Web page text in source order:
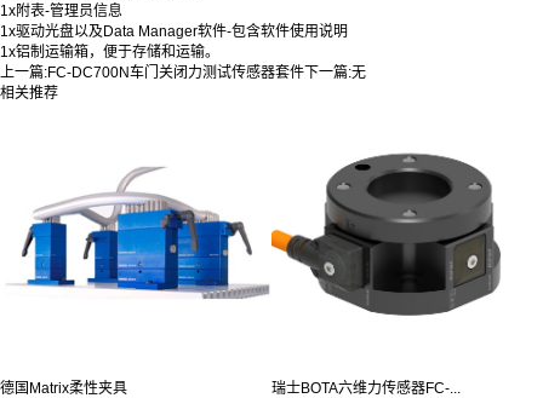
1x附表-管理员信息
1x驱动光盘以及Data Manager软件-包含软件使用说明
1x铝制运输箱，便于存储和运输。
上一篇:FC-DC700N车门关闭力测试传感器套件 下一篇:无
相关推荐
德国Matrix柔性夹具
瑞士BOTA六维力传感器FC-...